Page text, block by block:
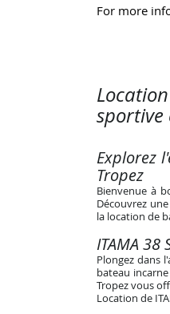
For more
sportive
Explorez
Tropez
Bienvenue à
Découvrez
la location de
ITAMA 38
Plongez dans
bateau
Tropez vous
Location de